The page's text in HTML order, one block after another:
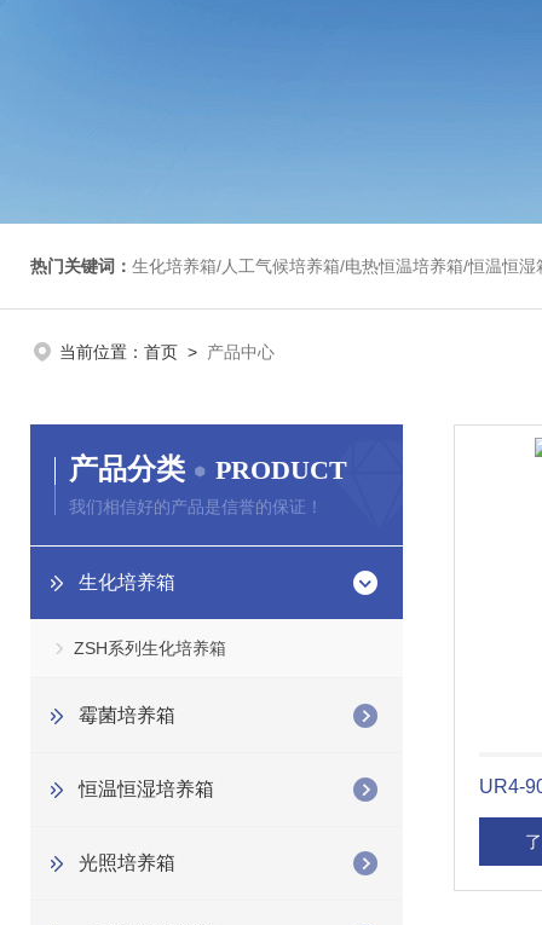
热门关键词： 生化培养箱/人工气候培养箱/电热恒温培养箱/恒温恒湿箱/光照培养箱/二氧化碳培养箱
当前位置： 首页 > 产品中心
产品分类 PRODUCT
我们相信好的产品是信誉的保证！
生化培养箱
ZSH系列生化培养箱
霉菌培养箱
恒温恒湿培养箱
光照培养箱
UR4-